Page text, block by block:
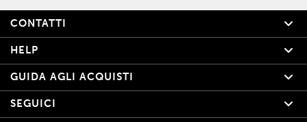
CONTATTI
HELP
GUIDA AGLI ACQUISTI
SEGUICI